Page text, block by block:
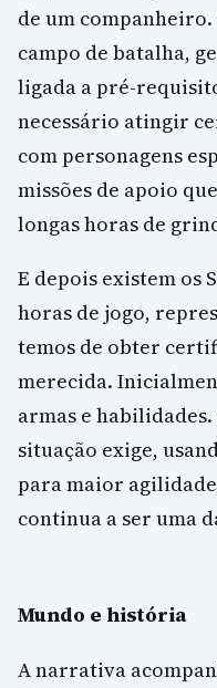
de um
campo de batalha,
ligada a pré-
necessário atingir
com personagens
missões de apoio
longas horas de
E depois existem os
horas de jogo,
temos de obter
merecida.
armas e
situação exige,
para maior
continua a ser uma
Mundo e história
A narrativa